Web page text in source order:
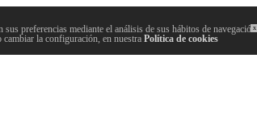
x
preferencias mediante el análisis de sus hábitos de navegación.
la configuración, en nuestra Política de cookies